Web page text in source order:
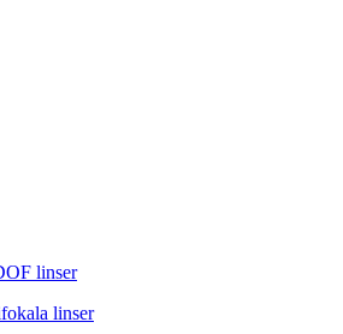
linser
linser